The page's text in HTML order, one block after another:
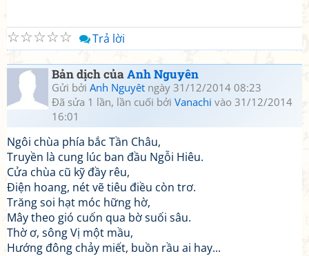
☆
☆
☆
☆
☆ Trả lời
Bản dịch củaAnh Nguyên
Gửi bởi Anh Nguyêt ngày 31/12/2014 08:23
Đã sửa 1 lần, lần cuối bởi Vanachi vào 31/12/2014
16:01
Ngôi chùa phía bắc Tần Châu,
Truyền là cung lúc ban đầu Ngỗi Hiêu.
Cửa chùa cũ kỹ đầy rêu,
Điện hoang, nét vẽ tiêu điều còn trơ.
Trăng soi hạt móc hững hờ,
Mây theo gió cuốn qua bờ suối sâu.
Thờ ơ, sông Vị một mầu,
Hướng đông chảy miết, buồn rầu ai hay...